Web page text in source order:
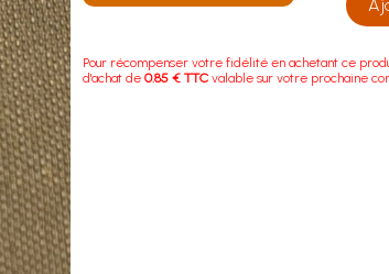
Pour récompenser votre fidélité en achetant ce
d'achat de0.85 € TTC valable sur votre prochaine